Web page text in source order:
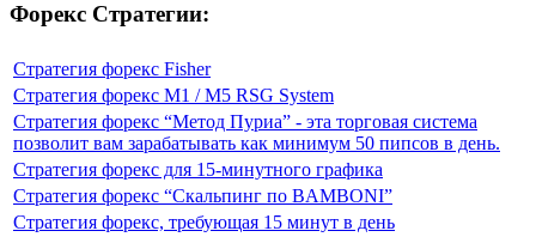
Форекс Стратегии:
Стратегия форекс Fisher
Стратегия форекс M1 / M5 RSG System
Стратегия форекс “Метод Пуриа” - эта торговая система
позволит вам зарабатывать как минимум 50 пипсов в день.
Стратегия форекс для 15-минутного графика
Стратегия форекс “Скальпинг по BAMBONI”
Стратегия форекс, требующая 15 минут в день